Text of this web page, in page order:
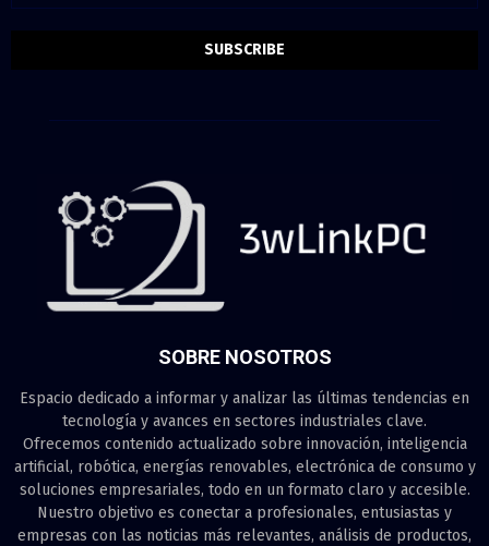
SOBRE NOSOTROS
Espacio dedicado a informar y analizar las últimas tendencias en
tecnología y avances en sectores industriales clave.
Ofrecemos contenido actualizado sobre innovación, inteligencia
artificial, robótica, energías renovables, electrónica de consumo y
soluciones empresariales, todo en un formato claro y accesible.
Nuestro objetivo es conectar a profesionales, entusiastas y
empresas con las noticias más relevantes, análisis de productos,